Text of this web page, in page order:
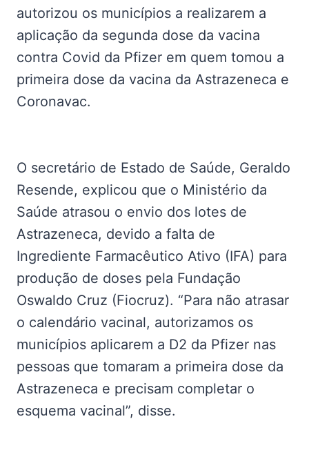
autorizou os municípios a realizarem a
aplicação da segunda dose da vacina
contra Covid da Pfizer em quem tomou a
primeira dose da vacina da Astrazeneca e
Coronavac.
O secretário de Estado de Saúde, Geraldo
Resende, explicou que o Ministério da
Saúde atrasou o envio dos lotes de
Astrazeneca, devido a falta de
Ingrediente Farmacêutico Ativo (IFA) para
produção de doses pela Fundação
Oswaldo Cruz (Fiocruz). “Para não atrasar
o calendário vacinal, autorizamos os
municípios aplicarem a D2 da Pfizer nas
pessoas que tomaram a primeira dose da
Astrazeneca e precisam completar o
esquema vacinal”, disse.